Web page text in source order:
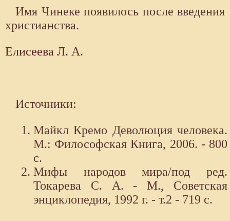
Имя Чинеке появилось после введения
христианства.
Елисеева Л. А.
Источники:
Майкл Кремо Деволюция человека.
М.: Философская Книга, 2006. - 800
с.
Мифы народов мира/под ред.
Токарева С. А. - М., Советская
энциклопедия, 1992 г. - т.2 - 719 с.